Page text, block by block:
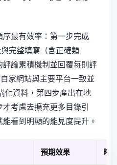
最有效率：第一步完成
完整填寫（含正確類
論累積機制並回覆每則評
家網站與主要平台一致並
化資料，第四步產出在地
考慮去擴充更多目錄引
看到明顯的能見度提升。
預期效果 時